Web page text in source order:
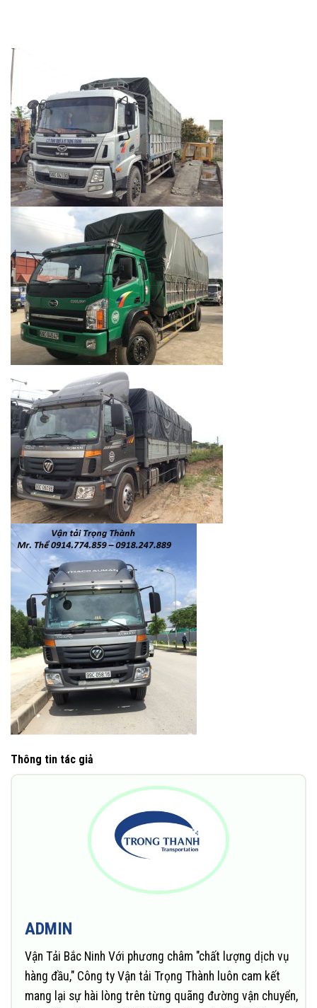
Thông tin tác giả
ADMIN
Vận Tải Bắc Ninh Với phương châm "chất lượng dịch vụ
hàng đầu," Công ty Vận tải Trọng Thành luôn cam kết
mang lại sự hài lòng trên từng quãng đường vận chuyển,